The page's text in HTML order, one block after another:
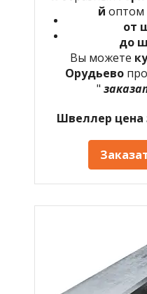
й оптом
от
до
Вы можете
Орудьево
"
Швеллер цена